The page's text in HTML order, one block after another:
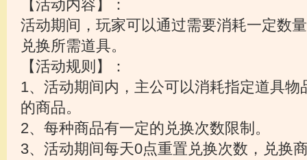
【活动内容】：
活动期间，玩家可以通过需要消耗一定数
兑换所需道具。
【活动规则】：
1、活动期间内，主公可以消耗指定道具物
的商品。
2、每种商品有一定的兑换次数限制。
3、活动期间每天0点重置兑换次数，兑换